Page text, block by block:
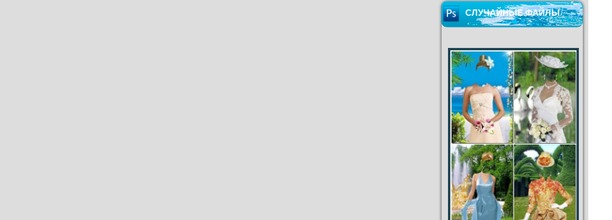
СЛУЧАЙНЫЕ ФАЙЛЫ